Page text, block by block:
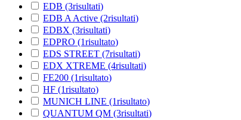
EDB (3risultati)
EDB A Active (2risultati)
EDBX (3risultati)
EDPRO (1risultato)
EDS STREET (7risultati)
EDX XTREME (4risultati)
FE200 (1risultato)
HF (1risultato)
MUNICH LINE (1risultato)
QUANTUM QM (3risultati)